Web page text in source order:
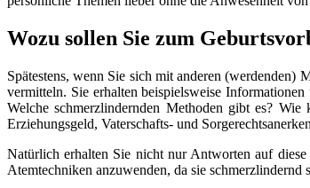
Wozu sollen Sie zum
Spätestens, wenn Sie sich mit anderen (werdenden)
vermitteln. Sie erhalten beispielsweise
Welche schmerzlindernden Methoden gibt es?
Erziehungsgeld, Vaterschafts- und
Natürlich erhalten Sie nicht nur Antworten auf
Atemtechniken anzuwenden, da sie schmerzlindernd